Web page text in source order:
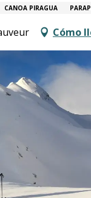
CANOA PIRAGUA
Cómo